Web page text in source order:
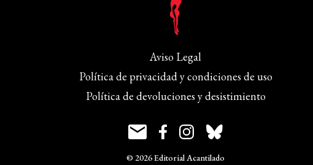
Aviso Legal
Política de privacidad y condiciones de uso
Política de devoluciones y desistimiento
© 2026 Editorial Acantilado